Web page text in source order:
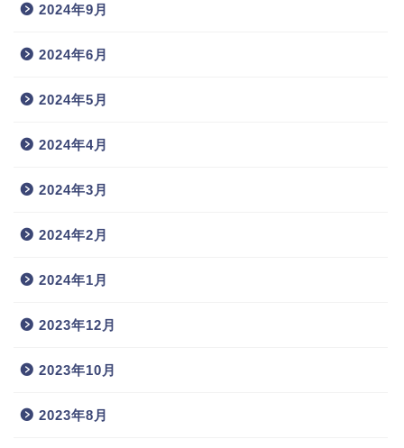
2024年9月
2024年6月
2024年5月
2024年4月
2024年3月
2024年2月
2024年1月
2023年12月
2023年10月
2023年8月